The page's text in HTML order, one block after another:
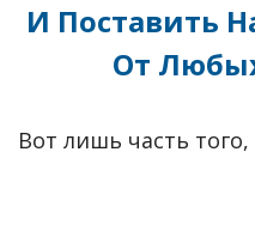
И Поставить
От
Вот лишь часть того,